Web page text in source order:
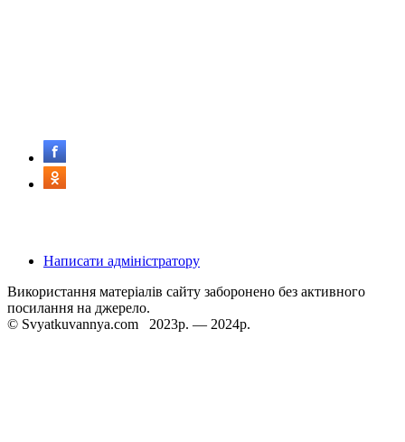
Написати адміністратору
Використання матеріалів сайту заборонено без активного
посилання на джерело.
© Svyatkuvannya.com 2023р. — 2024р.